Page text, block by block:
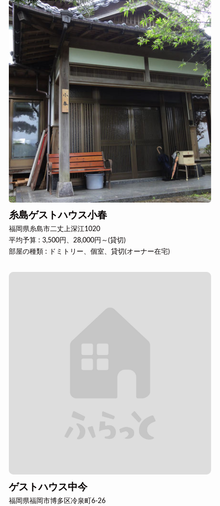
糸島ゲストハウス小春
福岡県糸島市二丈上深江1020
平均予算 : 3,500円、28,000円～(貸切)
部屋の種類 : ドミトリー、個室、貸切(オーナー在宅)
ゲストハウス中今
福岡県福岡市博多区冷泉町6-26